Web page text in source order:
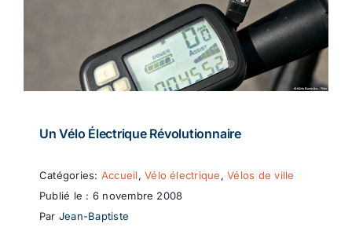
Un Vélo Électrique Révolutionnaire
Catégories: Accueil,Vélo électrique,Vélos de ville
Publié le : 6 novembre 2008
Par Jean-Baptiste